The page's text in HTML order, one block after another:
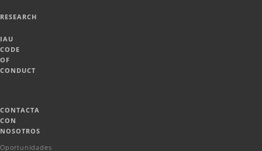
RESEARCH
IAU
CODE
OF
CONDUCT
CONTACTA
CON
NOSOTROS
Oportunidades